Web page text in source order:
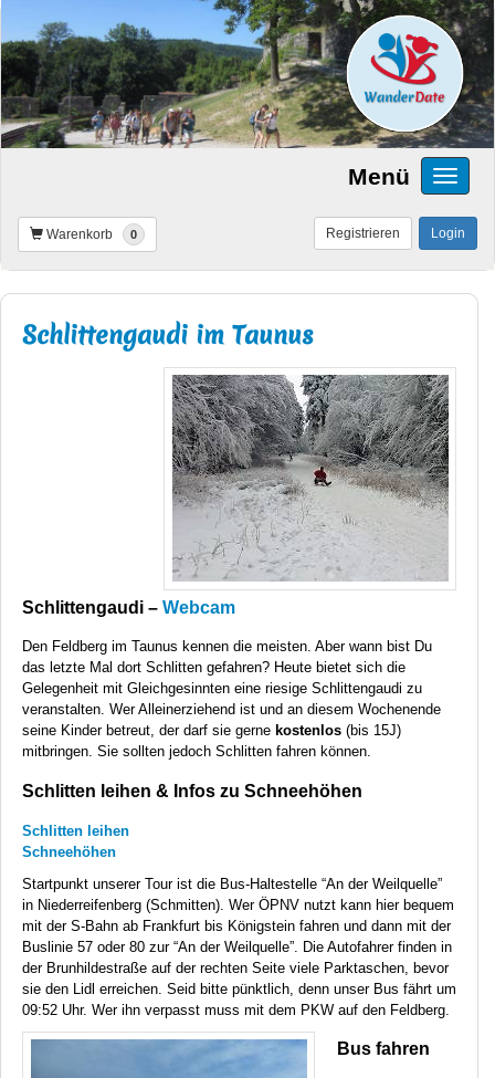
Menü
Warenkorb 0 Login
Registrieren
Schlittengaudi im Taunus
Schlittengaudi – Webcam
Den Feldberg im Taunus kennen die meisten. Aber wann bist Du
das letzte Mal dort Schlitten gefahren? Heute bietet sich die
Gelegenheit mit Gleichgesinnten eine riesige Schlittengaudi zu
veranstalten. Wer Alleinerziehend ist und an diesem Wochenende
seine Kinder betreut, der darf sie gerne kostenlos (bis 15J)
mitbringen. Sie sollten jedoch Schlitten fahren können.
Schlitten leihen & Infos zu Schneehöhen
Schlitten leihen
Schneehöhen
Startpunkt unserer Tour ist die Bus-Haltestelle “An der Weilquelle”
in Niederreifenberg (Schmitten). Wer ÖPNV nutzt kann hier bequem
mit der S-Bahn ab Frankfurt bis Königstein fahren und dann mit der
Buslinie 57 oder 80 zur “An der Weilquelle”. Die Autofahrer finden in
der Brunhildestraße auf der rechten Seite viele Parktaschen, bevor
sie den Lidl erreichen. Seid bitte pünktlich, denn unser Bus fährt um
09:52 Uhr. Wer ihn verpasst muss mit dem PKW auf den Feldberg.
Bus fahren